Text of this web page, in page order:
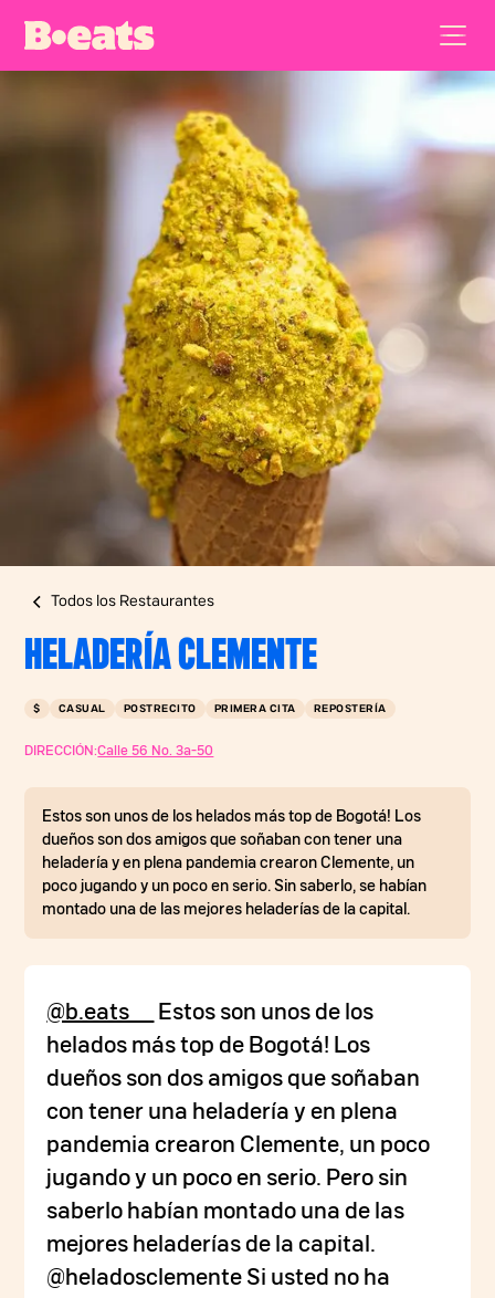
Todos los Restaurantes
HELADERÍA CLEMENTE
$ CASUAL POSTRECITO PRIMERA CITA REPOSTERÍA
DIRECCIÓN:Calle 56 No. 3a-50
Estos son unos de los helados más top de Bogotá! Los
dueños son dos amigos que soñaban con tener una
heladería y en plena pandemia crearon Clemente, un
poco jugando y un poco en serio. Sin saberlo, se habían
montado una de las mejores heladerías de la capital.
@b.eats__
Estos son unos de los
helados más top de Bogotá! Los
dueños son dos amigos que soñaban
con tener una heladería y en plena
pandemia crearon Clemente, un poco
jugando y un poco en serio. Pero sin
saberlo habían montado una de las
mejores heladerías de la capital.
@heladosclemente Si usted no ha